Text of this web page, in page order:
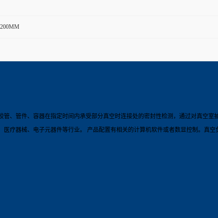
管、管件、容器在指定时间内承受部分真空时连接处的密封性检测，通过对真空
疗器械、电子元器件等行业。 产品配置有相关的计算机软件或者数显控制。真